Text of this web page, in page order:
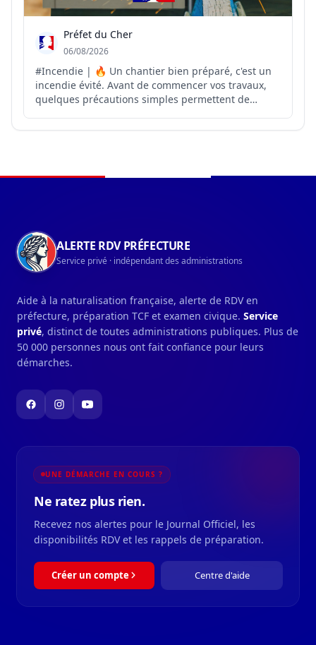
Préfet du Cher
06/08/2026
#Incendie | 🔥 Un chantier bien préparé, c'est un
incendie évité. Avant de commencer vos travaux,
quelques précautions simples permettent de
feu 👇 ✔️ Éviter les travaux générant des étincelles
ALERTE RDV PRÉFECTURE
Service privé · indépendant des administrations
Aide à la naturalisation française, alerte de RDV en
préfecture, préparation TCF et examen civique. Service
privé, distinct de toutes administrations publiques. Plus de
50 000 personnes nous ont fait confiance pour leurs
démarches.
UNE DÉMARCHE EN COURS ?
Ne ratez plus rien.
Recevez nos alertes pour le Journal Officiel, les
disponibilités RDV et les rappels de préparation.
Créer un compte Centre d'aide